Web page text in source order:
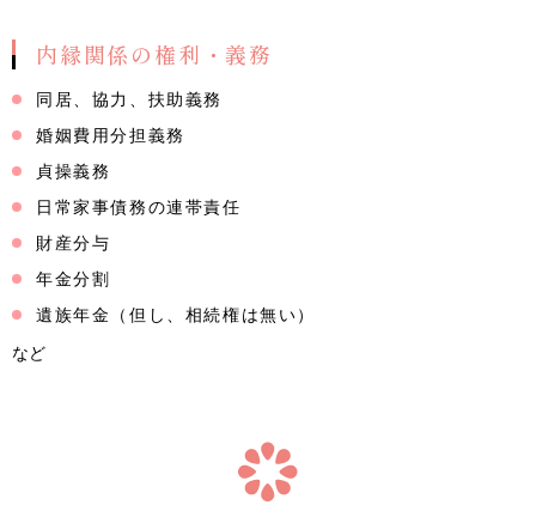
内縁関係の権利・義務
同居、協力、扶助義務
婚姻費用分担義務
貞操義務
日常家事債務の連帯責任
財産分与
年金分割
遺族年金（但し、相続権は無い）
など